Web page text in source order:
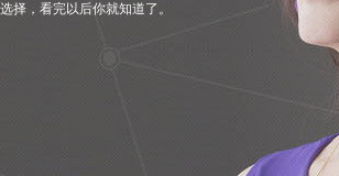
择，看完以后你就知道了。